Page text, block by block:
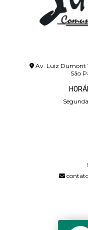
Av. Luiz Dumont
São